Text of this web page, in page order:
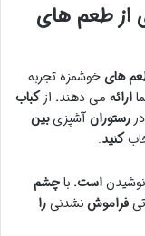
ازطعم های
هایخوشمزهتجربه
ارائه می دهند. ازکباب
دررستورانآشپزیبین
کنید.
نوشیدناست. باچشم
فراموشنشدنیرا